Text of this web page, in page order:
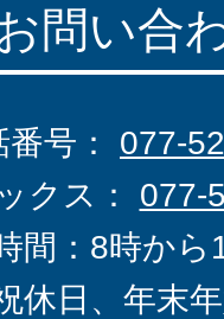
問い合
番号： 077-
クス： 077-
間：8時から
休日、年末